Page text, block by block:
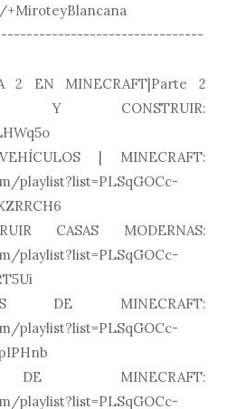
2 EN MINECRAFT|Parte 2
Y CONSTRUIR:
| MINECRAFT:
playlist?list=PLSqGOCc-
CASAS MODERNAS:
playlist?list=PLSqGOCc-
DE MINECRAFT:
playlist?list=PLSqGOCc-
DE MINECRAFT:
playlist?list=PLSqGOCc-